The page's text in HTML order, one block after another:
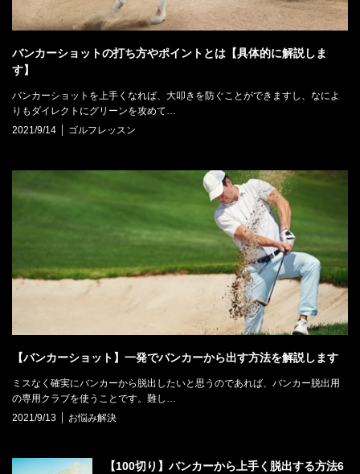
バンカーショットの打ち方やポイントとは【具体的に解説しま
す】
バンカーショットを上手くなれば、大叩きを防ぐことができますし、なによ
りもダイレクトにグリーンを攻めて…
2021/9/14
ゴルフレッスン
【バンカーショット】一発でバンカーから出す方法を解説します
ミスなく確実にバンカーから脱出したいと思うのであれば、バンカー脱出用
の専用クラブを使うことです。難し…
2021/9/13
お悩み解決
【100切り】バンカーから上手く脱出する方法6